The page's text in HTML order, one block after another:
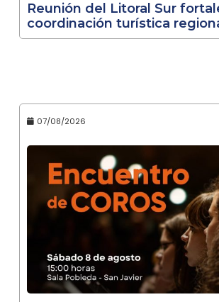
Reunión del Litoral Sur
coordinación turística
07/08/2026